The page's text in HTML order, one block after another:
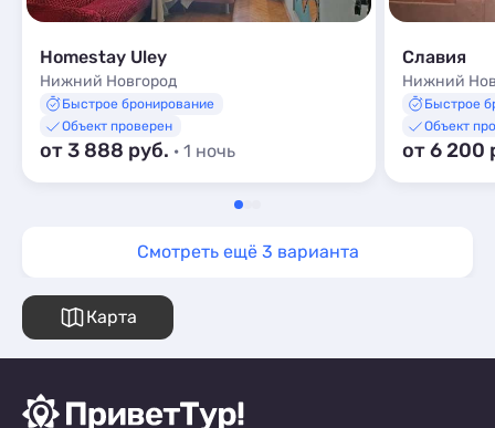
Homestay Uley
Нижний Новгород
Быстрое бронирование
Объект проверен
от 3 888 руб. · 1 ночь
Славия
Нижний
Быстрое
Объект
от 6 200
Смотреть ещё 3 варианта
Карта